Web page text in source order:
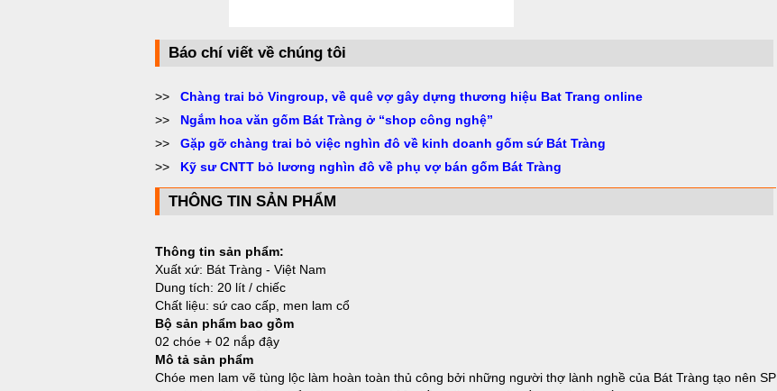
Báo chí viết về chúng tôi
>> Chàng trai bỏ Vingroup, về quê vợ gây dựng thương hiệu Bat Trang online
>> Ngắm hoa văn gốm Bát Tràng ở “shop công nghệ”
>> Gặp gỡ chàng trai bỏ việc nghìn đô về kinh doanh gốm sứ Bát Tràng
>> Kỹ sư CNTT bỏ lương nghìn đô về phụ vợ bán gốm Bát Tràng
THÔNG TIN SẢN PHẨM
Thông tin sản phẩm:
Xuất xứ: Bát Tràng - Việt Nam
Dung tích: 20 lít / chiếc
Chất liệu: sứ cao cấp, men lam cổ
Bộ sản phẩm bao gồm
02 chóe + 02 nắp đậy
Mô tả sản phẩm
Chóe men lam vẽ tùng lộc làm hoàn toàn thủ công bởi những người thợ lành nghề của Bát Tràng tạo nên SP